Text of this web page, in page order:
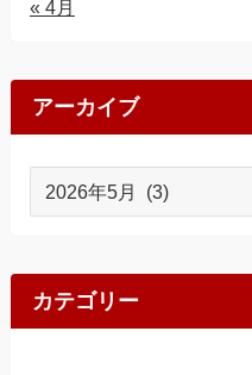
« 4月
アーカイブ
ブ
カテゴリー